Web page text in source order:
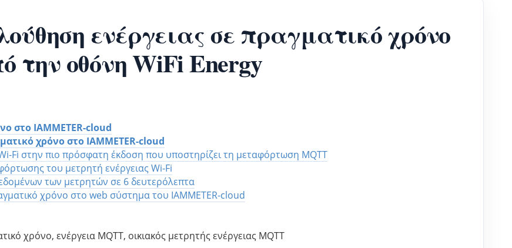
ενέργειας σε πραγματικό χρόνο
την οθόνη WiFi Energy
στο IAMMETER-cloud
χρόνο στο IAMMETER-cloud
Fi στην πιο πρόσφατη έκδοση που υποστηρίζει τη μεταφόρτωση MQTT
του μετρητή ενέργειας Wi-Fi
των μετρητών σε 6 δευτερόλεπτα
χρόνο στο web σύστημα του IAMMETER-cloud
χρόνο, ενέργεια MQTT, οικιακός μετρητής ενέργειας MQTT